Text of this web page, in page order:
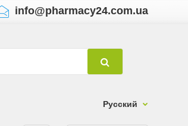
info@pharmacy24.com.ua
Русский